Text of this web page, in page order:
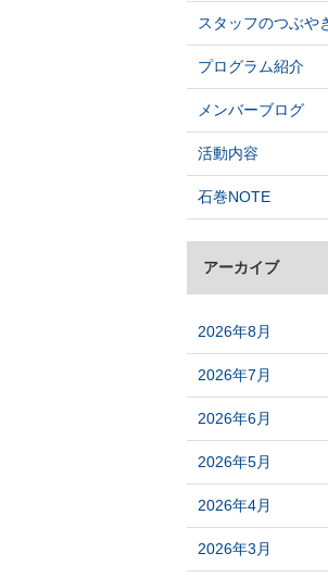
スタッフのつぶや
プログラム紹介
メンバーブログ
活動内容
石巻NOTE
アーカイブ
2026年8月
2026年7月
2026年6月
2026年5月
2026年4月
2026年3月